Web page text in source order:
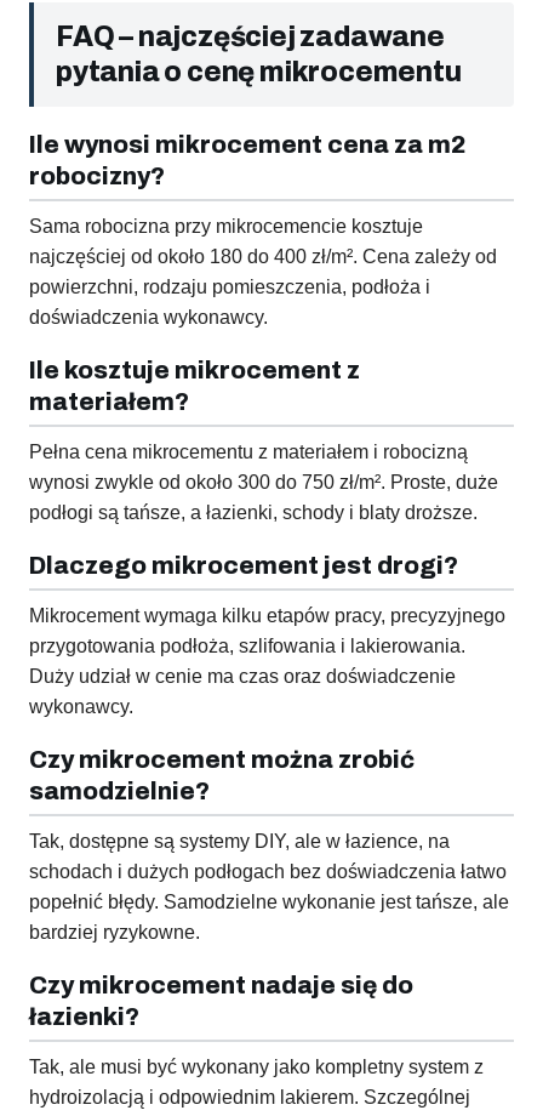
FAQ – najczęściej zadawane
pytania o cenę mikrocementu
Ile wynosi mikrocement cena za m2
robocizny?
Sama robocizna przy mikrocemencie kosztuje
najczęściej od około 180 do 400 zł/m². Cena zależy od
powierzchni, rodzaju pomieszczenia, podłoża i
doświadczenia wykonawcy.
Ile kosztuje mikrocement z
materiałem?
Pełna cena mikrocementu z materiałem i robocizną
wynosi zwykle od około 300 do 750 zł/m². Proste, duże
podłogi są tańsze, a łazienki, schody i blaty droższe.
Dlaczego mikrocement jest drogi?
Mikrocement wymaga kilku etapów pracy, precyzyjnego
przygotowania podłoża, szlifowania i lakierowania.
Duży udział w cenie ma czas oraz doświadczenie
wykonawcy.
Czy mikrocement można zrobić
samodzielnie?
Tak, dostępne są systemy DIY, ale w łazience, na
schodach i dużych podłogach bez doświadczenia łatwo
popełnić błędy. Samodzielne wykonanie jest tańsze, ale
bardziej ryzykowne.
Czy mikrocement nadaje się do
łazienki?
Tak, ale musi być wykonany jako kompletny system z
hydroizolacją i odpowiednim lakierem. Szczególnej